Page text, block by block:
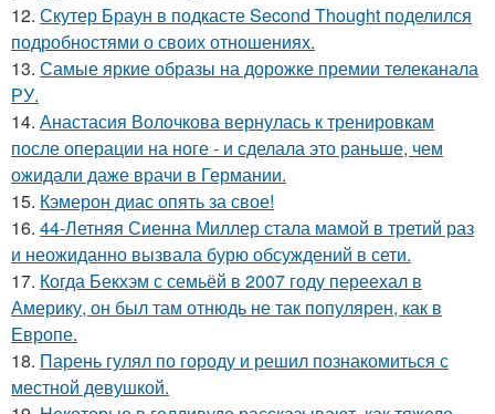
12. Скутер Браун в подкасте Second Thought поделился
подробностями о своих отношениях.
13. Самые яркие образы на дорожке премии телеканала
РУ.
14. Анастасия Волочкова вернулась к тренировкам
после операции на ноге - и сделала это раньше, чем
ожидали даже врачи в Германии.
15. Кэмерон диас опять за свое!
16. 44-Летняя Сиенна Миллер стала мамой в третий раз
и неожиданно вызвала бурю обсуждений в сети.
17. Когда Бекхэм с семьёй в 2007 году переехал в
Америку, он был там отнюдь не так популярен, как в
Европе.
18. Парень гулял по городу и решил познакомиться с
местной девушкой.